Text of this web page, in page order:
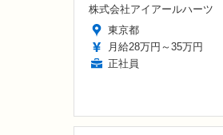
株式会社アイアールハーツ
東京都
月給28万円～35万円
正社員